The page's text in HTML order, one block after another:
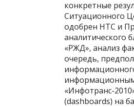
конкретные
Ситуационного
одобрен НТС и
аналитического
«РЖД», анализ
очередь,
«Инфотранс-
(dashboards) на